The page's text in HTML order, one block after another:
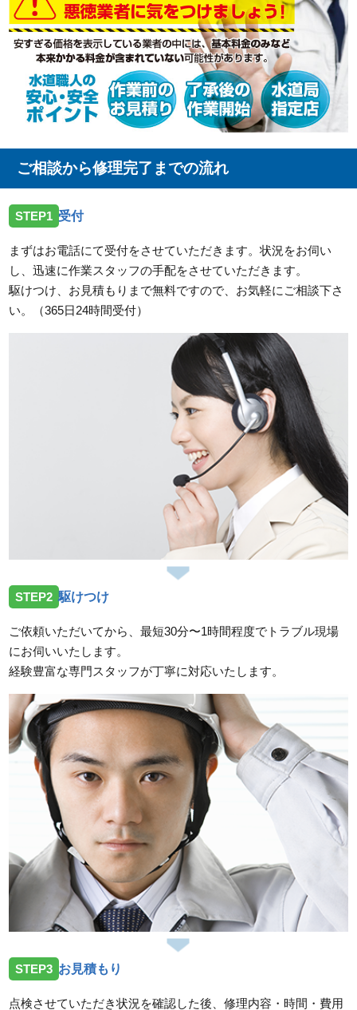
ご相談から修理完了までの流れ
STEP1 受付
まずはお電話にて受付をさせていただきます。状況をお伺い
し、迅速に作業スタッフの手配をさせていただきます。
駆けつけ、お見積もりまで無料ですので、お気軽にご相談下さ
い。（365日24時間受付）
STEP2 駆けつけ
ご依頼いただいてから、最短30分〜1時間程度でトラブル現場
にお伺いいたします。
経験豊富な専門スタッフが丁寧に対応いたします。
STEP3 お見積もり
点検させていただき状況を確認した後、修理内容・時間・費用